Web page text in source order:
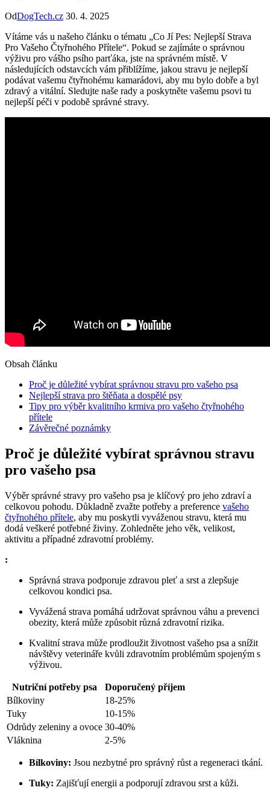
OdDogTech.cz 30. 4. 2025
Vítáme vás u našeho článku o tématu „Co Jí Pes: Nejlepší Strava
Pro Vašeho Čtyřnohého Přítele“. Pokud se zajímáte o správnou
výživu pro vášho psího parťáka, jste na správném místě. V
následujících odstavcích vám přiblížíme, jakou stravu je nejlepší
podávat vašemu čtyřnohému kamarádovi, aby mu bylo dobře a byl
zdravý a vitální. Sledujte naše rady a poskytněte vašemu psovi tu
nejlepší péči v podobě správné stravy.
Obsah článku
Proč je důležité vybírat správnou stravu pro vašeho psa
Nejlepší strava pro štěňata a dospělé psy
Tipy pro výběr kvalitního krmiva pro vašeho čtyřnohého
přítele
Závěrečné poznámky
Proč je důležité vybírat správnou stravu
pro vašeho psa
Výběr správné stravy pro vašeho psa je klíčový pro jeho zdraví a
celkovou pohodu. Důkladně zvažte potřeby a preference vašeho
čtyřnohého přítele, aby mu poskytli vyváženou stravu, která mu
dodá veškeré potřebné živiny. Zohledněte jeho věk, velikost,
aktivitu a případné zdravotní problémy.
:
Správná strava podporuje zdravou pleť a srst a zlepšuje
celkovou kondici psa.
Vyvážená strava pomáhá udržovat správnou váhu a prevenci
obezity, která může způsobit různá zdravotní rizika.
Kvalitní strava může prodloužit životnost vašeho psa a snížit
návštěvy veterináře kvůli zdravotním problémům spojeným s
výživou.
Nutriční potřeby psa
Doporučený příjem
Bílkoviny
18-25%
Tuky
10-15%
Odrůdy zeleniny a ovoce 30-40%
Vláknina
2-5%
Bílkoviny: Jsou nezbytné pro správný růst a regeneraci tkání.
Tuky: Zajišťují energii a podporují zdravou srst a kůži.